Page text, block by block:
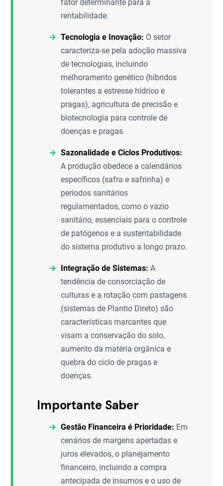
fator determinante para a
rentabilidade.
Tecnologia e Inovação: O setor
caracteriza-se pela adoção massiva
de tecnologias, incluindo
melhoramento genético (híbridos
tolerantes a estresse hídrico e
pragas), agricultura de precisão e
biotecnologia para controle de
doenças e pragas.
Sazonalidade e Ciclos Produtivos:
A produção obedece a calendários
específicos (safra e safrinha) e
períodos sanitários
regulamentados, como o vazio
sanitário, essenciais para o controle
de patógenos e a sustentabilidade
do sistema produtivo a longo prazo.
Integração de Sistemas: A
tendência de consorciação de
culturas e a rotação com pastagens
(sistemas de Plantio Direto) são
características marcantes que
visam a conservação do solo,
aumento da matéria orgânica e
quebra do ciclo de pragas e
doenças.
Importante Saber
Gestão Financeira é Prioridade: Em
cenários de margens apertadas e
juros elevados, o planejamento
financeiro, incluindo a compra
antecipada de insumos e o uso de